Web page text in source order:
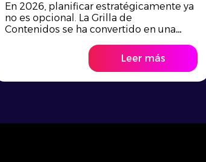
En 2026, planificar estratégicamente ya
no es opcional. La Grilla de
Contenidos se ha convertido en una
buscan consistencia, relevancia y
resultados medibles en entornos
digitales cada vez más competitivos.
planificación estratégica […]
Leer más